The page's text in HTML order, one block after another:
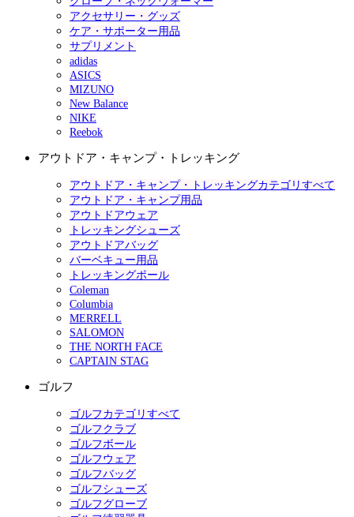
アクセサリー・グッズ
ケア・サポーター用品
サプリメント
adidas
ASICS
MIZUNO
New Balance
NIKE
Reebok
アウトドア・キャンプ・トレッキング
アウトドア・キャンプ・トレッキングカテゴリすべて
アウトドア・キャンプ用品
アウトドアウェア
トレッキングシューズ
アウトドアバッグ
バーベキュー用品
トレッキングポール
Coleman
Columbia
MERRELL
SALOMON
THE NORTH FACE
CAPTAIN STAG
ゴルフ
ゴルフカテゴリすべて
ゴルフクラブ
ゴルフボール
ゴルフウェア
ゴルフバッグ
ゴルフシューズ
ゴルフグローブ